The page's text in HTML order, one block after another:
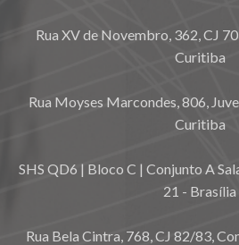
Rua XV de Novembro, 362, CJ
Curitiba
Rua Moyses Marcondes, 806,
Curitiba
SHS QD6 | Bloco C | Conjunto A
21 - Brasília
Rua Bela Cintra, 768, CJ 82/83,